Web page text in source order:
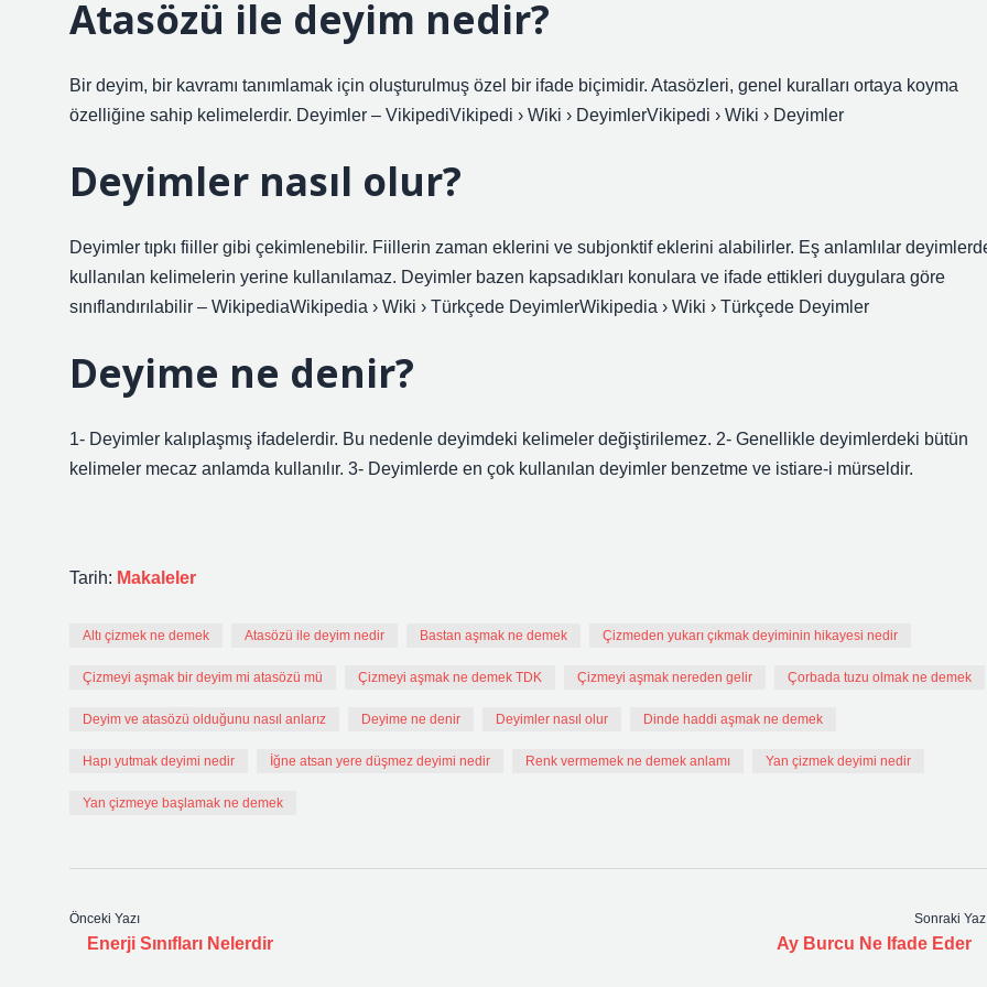
Atasözü ile deyim nedir?
Bir deyim, bir kavramı tanımlamak için oluşturulmuş özel bir ifade biçimidir. Atasözleri, genel kuralları ortaya koyma
özelliğine sahip kelimelerdir. Deyimler – VikipediVikipedi › Wiki › DeyimlerVikipedi › Wiki › Deyimler
Deyimler nasıl olur?
Deyimler tıpkı fiiller gibi çekimlenebilir. Fiillerin zaman eklerini ve subjonktif eklerini alabilirler. Eş anlamlılar
kullanılan kelimelerin yerine kullanılamaz. Deyimler bazen kapsadıkları konulara ve ifade ettikleri duygulara göre
sınıflandırılabilir – WikipediaWikipedia › Wiki › Türkçede DeyimlerWikipedia › Wiki › Türkçede Deyimler
Deyime ne denir?
1- Deyimler kalıplaşmış ifadelerdir. Bu nedenle deyimdeki kelimeler değiştirilemez. 2- Genellikle deyimlerdeki bütün
kelimeler mecaz anlamda kullanılır. 3- Deyimlerde en çok kullanılan deyimler benzetme ve istiare-i mürseldir.
Tarih: Makaleler
Altı çizmek ne demek Atasözü ile deyim nedir Bastan aşmak ne demek Çizmeden yukarı çıkmak deyiminin hikayesi nedir
Çizmeyi aşmak bir deyim mi atasözü mü Çizmeyi aşmak ne demek TDK Çizmeyi aşmak nereden gelir Çorbada tuzu olmak ne demek
Deyim ve atasözü olduğunu nasıl anlarız Deyime ne denir Deyimler nasıl olur Dinde haddi aşmak ne demek
Hapı yutmak deyimi nedir İğne atsan yere düşmez deyimi nedir Renk vermemek ne demek anlamı Yan çizmek deyimi nedir
Yan çizmeye başlamak ne demek
Önceki Yazı
Enerji Sınıfları Nelerdir
Sonraki
Ay Burcu Ne Ifade Eder